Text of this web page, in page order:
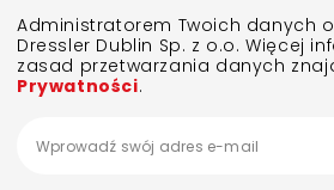
Administratorem Twoich danych
Dressler Dublin Sp. z o.o. Więcej
zasad przetwarzania danych
Prywatności.